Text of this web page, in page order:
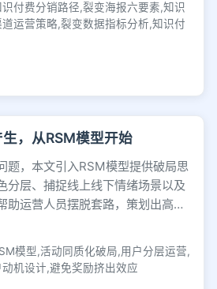
付费分销路径,裂变海报六要素,知识
运营策略,裂变数据指标分析,知识付
，从RSM模型开始
题，本文引入RSM模型提供破局思
分层、捕捉线上线下情绪场景以及
助运营人员摆脱套路，策划出高转
模型,活动同质化破局,用户分层运营,
机设计,避免奖励挤出效应